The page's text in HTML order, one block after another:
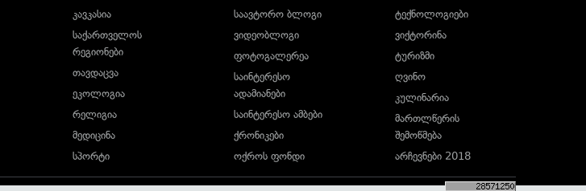
კავკასია
საქართველოს
რეგიონები
თავდაცვა
ეკოლოგია
რელიგია
მედიცინა
სპორტი
საავტორო ბლოგი
ვიდეობლოგი
ფოტოგალერეა
საინტერესო
ადამიანები
საინტერესო ამბები
ქრონიკები
ოქროს ფონდი
ტექნოლოგიები
ვიქტორინა
ტურიზმი
ღვინო
კულინარია
მართლწერის
შემოწმება
არჩევნები 2018